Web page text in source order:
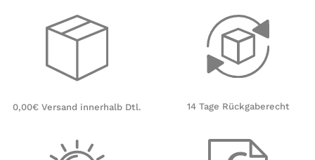
0,00€ Versand innerhalb Dtl. 14 Tage Rückgaberecht